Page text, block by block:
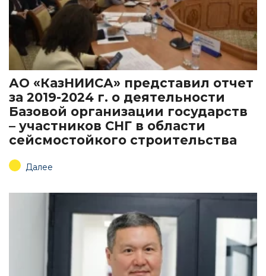
АО «КазНИИСА» представил отчет
за 2019-2024 г. о деятельности
Базовой организации государств
– участников СНГ в области
сейсмостойкого строительства
Далее